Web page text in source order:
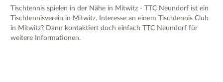
Tischtennis spielen in der Nähe in Mitwitz - TTC Neundorf ist ein
Tischtennisverein in Mitwitz. Interesse an einem Tischtennis Club
in Mitwitz? Dann kontaktiert doch einfach TTC Neundorf für
weitere Informationen.